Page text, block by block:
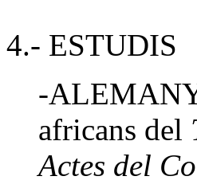
4.- ESTUDIS
-
africans del
Actes del